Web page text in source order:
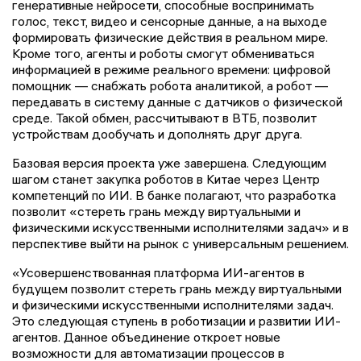
генеративные нейросети, способные воспринимать
голос, текст, видео и сенсорные данные, а на выходе
формировать физические действия в реальном мире.
Кроме того, агенты и роботы смогут обмениваться
информацией в режиме реального времени: цифровой
помощник — снабжать робота аналитикой, а робот —
передавать в систему данные с датчиков о физической
среде. Такой обмен, рассчитывают в ВТБ, позволит
устройствам дообучать и дополнять друг друга.
Базовая версия проекта уже завершена. Следующим
шагом станет закупка роботов в Китае через Центр
компетенций по ИИ. В банке полагают, что разработка
позволит «стереть грань между виртуальными и
физическими искусственными исполнителями задач» и в
перспективе выйти на рынок с универсальным решением.
«Усовершенствованная платформа ИИ-агентов в
будущем позволит стереть грань между виртуальными
и физическими искусственными исполнителями задач.
Это следующая ступень в роботизации и развитии ИИ-
агентов. Данное объединение откроет новые
возможности для автоматизации процессов в